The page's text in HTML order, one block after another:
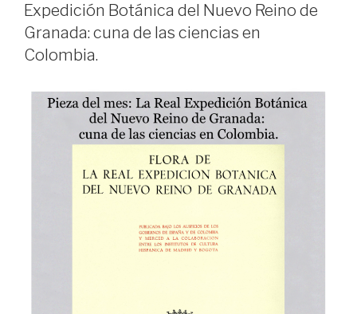
Expedición Botánica del Nuevo Reino de
Granada: cuna de las ciencias en
Colombia.